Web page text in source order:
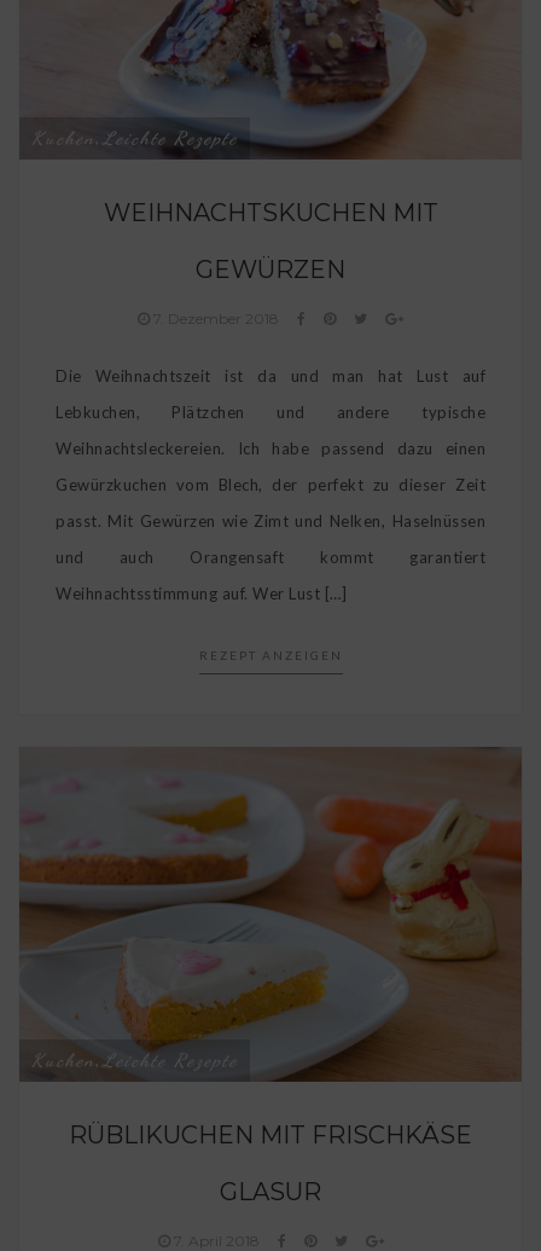
Kuchen , Leichte Rezepte
WEIHNACHTSKUCHEN MIT
GEWÜRZEN
7. Dezember 2018
Die Weihnachtszeit ist da und man hat Lust auf
Lebkuchen, Plätzchen und andere typische
Weihnachtsleckereien. Ich habe passend dazu einen
Gewürzkuchen vom Blech, der perfekt zu dieser Zeit
passt. Mit Gewürzen wie Zimt und Nelken, Haselnüssen
und auch Orangensaft kommt garantiert
Weihnachtsstimmung auf. Wer Lust […]
REZEPT ANZEIGEN
Kuchen , Leichte Rezepte
RÜBLIKUCHEN MIT FRISCHKÄSE
GLASUR
7. April 2018